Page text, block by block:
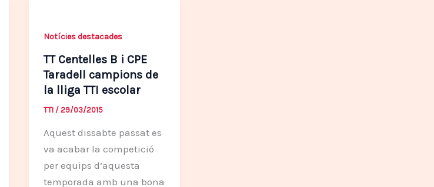
Notícies destacades
TT Centelles B i CPE
Taradell campions de
la lliga TTI escolar
TTI /29/03/2015
Aquest dissabte passat es
va acabar la competició
per equips d’aquesta
temporada amb una bona